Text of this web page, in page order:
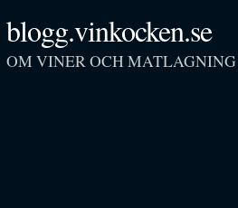
blogg.vinkocken.se
OM VINER OCH MATLAGNING